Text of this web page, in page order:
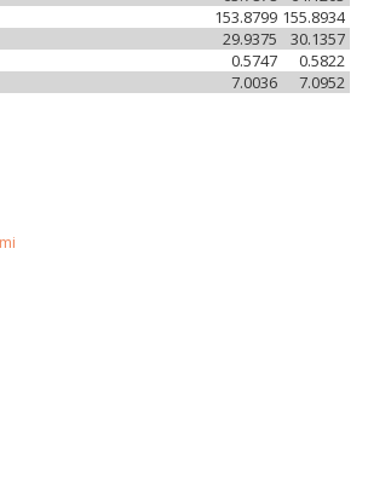
155.8934
153.8799
30.1357
29.9375
0.5822
0.5747
7.0952
7.0036